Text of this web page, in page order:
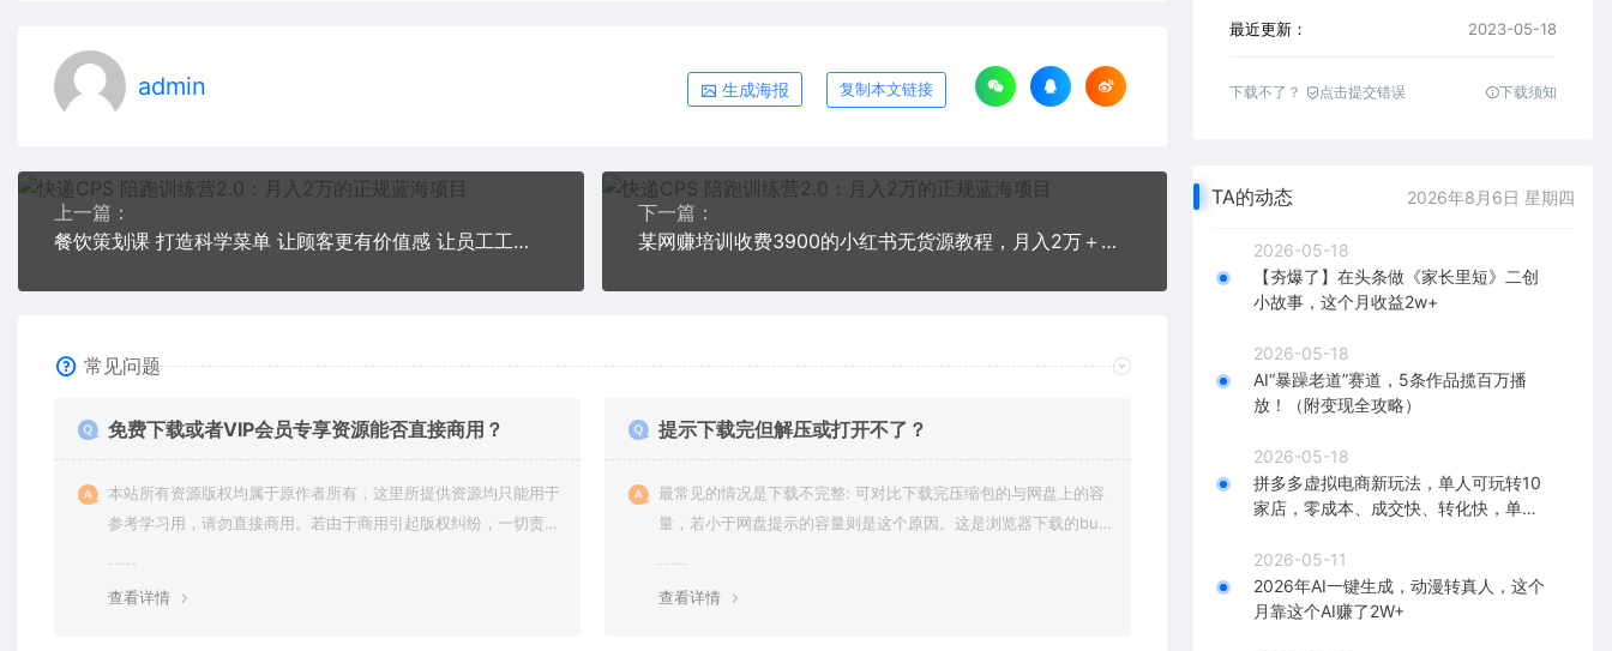
admin 生成海报 复制本文链接
上一篇：
餐饮策划课 打造科学菜单 让顾客更有价值感 让员工工作不累 店铺赚更多利润
下一篇：
某网赚培训收费3900的小红书无货源教程，月入2万＋副业或者全职在家都可以
常见问题
免费下载或者VIP会员专享资源能否直接商用？
本站所有资源版权均属于原作者所有，这里所提供资源均只能用于
参考学习用，请勿直接商用。若由于商用引起版权纠纷，一切责任
查看详情
提示下载完但解压或打开不了？
最常见的情况是下载不完整: 可对比下载完压缩包的与网盘上的容
量，若小于网盘提示的容量则是这个原因。这是浏览器下载的bu
查看详情
最近更新： 2023-05-18
下载不了？ 点击提交错误 下载须知
TA的动态 2026年8月6日 星期四
2026-05-18
【夯爆了】在头条做《家长里短》二创
小故事，这个月收益2w+
2026-05-18
AI“暴躁老道”赛道，5条作品揽百万播
放！（附变现全攻略）
2026-05-18
拼多多虚拟电商新玩法，单人可玩转10
家店，零成本、成交快、转化快，单店
2026-05-11
2026年AI一键生成，动漫转真人，这个
月靠这个AI赚了2W+